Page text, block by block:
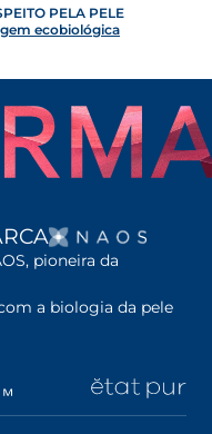
PELA PELE
ecobiológica
pioneira da
a biologia da pele
opens in a new tab